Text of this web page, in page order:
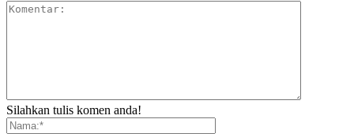
Silahkan tulis komen anda!